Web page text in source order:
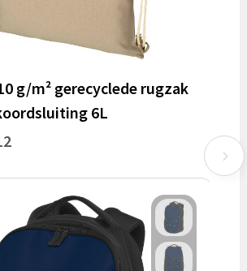
g/m² gerecyclede rugzak
6L